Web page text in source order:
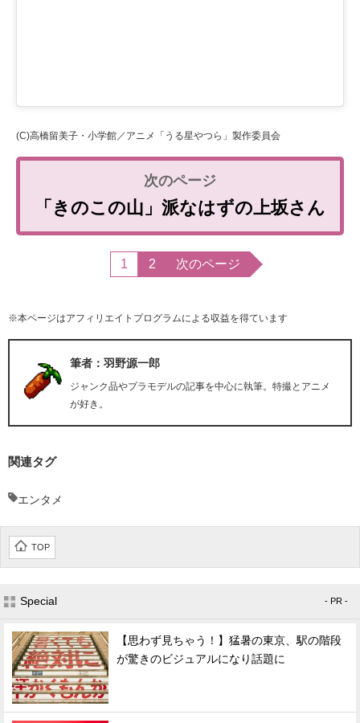
(C)高橋留美子・小学館／アニメ「うる星やつら」製作委員会
「きのこの山」派なはずの上坂さん
1 2 次のページ
※本ページはアフィリエイトプログラムによる収益を得ています
筆者：羽野源一郎
ジャンク品やプラモデルの記事を中心に執筆。特撮とアニメ
が好き。
関連タグ
エンタメ
TOP
Special - PR -
【思わず見ちゃう！】猛暑の東京、駅の階段
が驚きのビジュアルになり話題に